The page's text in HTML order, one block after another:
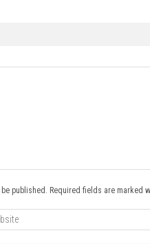
published. Required fields are marked